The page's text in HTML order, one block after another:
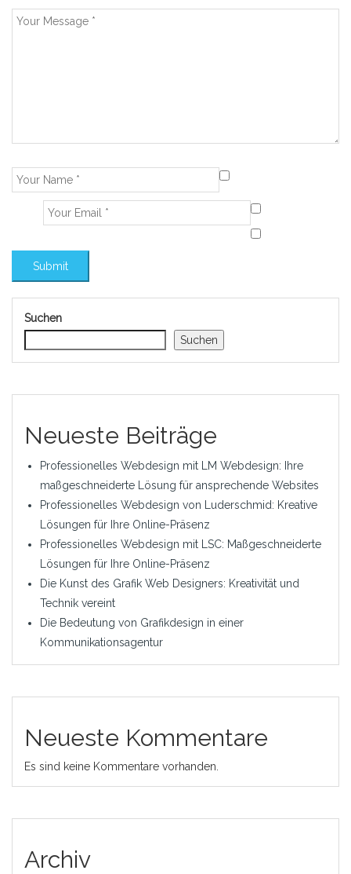
Suchen
Suchen
Neueste Beiträge
Professionelles Webdesign mit LM Webdesign: Ihre
maßgeschneiderte Lösung für ansprechende Websites
Professionelles Webdesign von Luderschmid: Kreative
Lösungen für Ihre Online-Präsenz
Professionelles Webdesign mit LSC: Maßgeschneiderte
Lösungen für Ihre Online-Präsenz
Die Kunst des Grafik Web Designers: Kreativität und
Technik vereint
Die Bedeutung von Grafikdesign in einer
Kommunikationsagentur
Neueste Kommentare
Es sind keine Kommentare vorhanden.
Archiv